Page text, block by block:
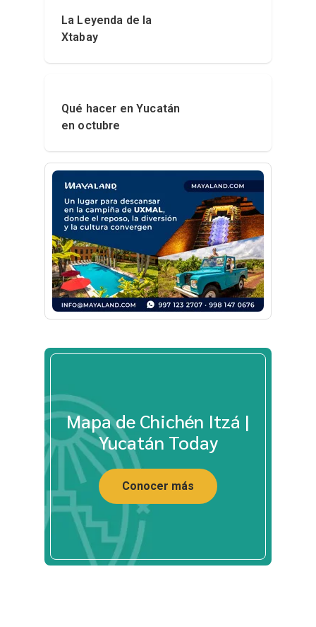
La Leyenda de la
Xtabay
Qué hacer en Yucatán
en octubre
Mapa de Chichén Itzá |
Yucatán Today
Conocer más